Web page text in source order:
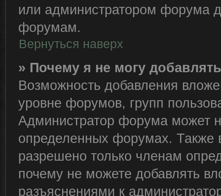
или администратором форума
форумам.
Вернуться наверх
» Почему я не могу
Возможность добавления
уровне форумов, групп
Администратор форума может
определенных форумах. Также
разрешено только членам
почему не можете добавлять
разъяснениями к